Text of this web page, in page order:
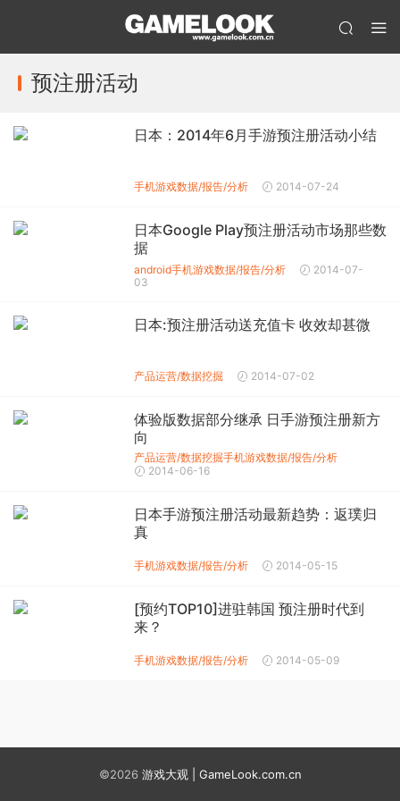
预注册活动
日本：2014年6月手游预注册活动小结
手机游戏数据/报告/分析 2014-07-24
日本Google Play预注册活动市场那些数
据
android手机游戏数据/报告/分析
2014-07-
03
日本:预注册活动送充值卡 收效却甚微
产品运营/数据挖掘 2014-07-02
体验版数据部分继承 日手游预注册新方
向
产品运营/数据挖掘手机游戏数据/报告/分析
2014-06-16
日本手游预注册活动最新趋势：返璞归
真
手机游戏数据/报告/分析 2014-05-15
[预约TOP10]进驻韩国 预注册时代到
来？
手机游戏数据/报告/分析 2014-05-09
©2026 游戏大观 | GameLook.com.cn